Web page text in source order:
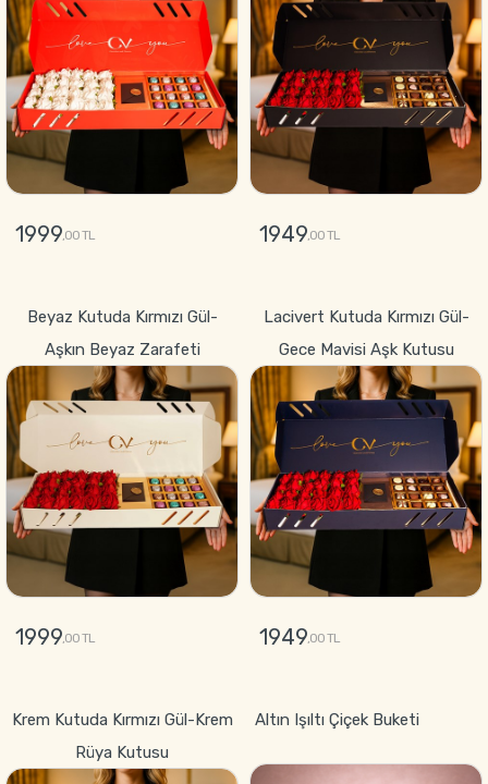
1999,00 TL 1949,00 TL
Beyaz Kutuda Kırmızı Gül-
Aşkın Beyaz Zarafeti
1999,00 TL
Lacivert Kutuda Kırmızı Gül-
Gece Mavisi Aşk Kutusu
1949,00 TL
Krem Kutuda Kırmızı Gül-Krem
Rüya Kutusu
Altın Işıltı Çiçek Buketi